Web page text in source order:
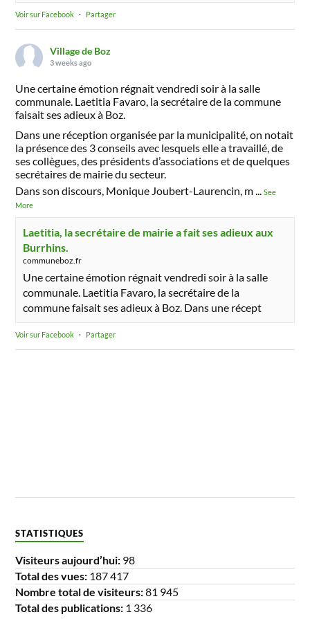
Voir sur Facebook · Partager
Village de Boz
3 weeks ago
Une certaine émotion régnait vendredi soir à la salle
communale. Laetitia Favaro, la secrétaire de la commune
faisait ses adieux à Boz.
Dans une réception organisée par la municipalité, on notait
la présence des 3 conseils avec lesquels elle a travaillé, de
ses collègues, des présidents d’associations et de quelques
secrétaires de mairie du secteur.
Dans son discours, Monique Joubert-Laurencin, m...See
More
Laetitia, la secrétaire de mairie a fait ses adieux aux
Burrhins.
communeboz.fr
Une certaine émotion régnait vendredi soir à la salle
communale. Laetitia Favaro, la secrétaire de la
commune faisait ses adieux à Boz. Dans une récept
Voir sur Facebook · Partager
STATISTIQUES
Visiteurs aujourd’hui: 98
Total des vues: 187 417
Nombre total de visiteurs:81 945
Total des publications: 1 336